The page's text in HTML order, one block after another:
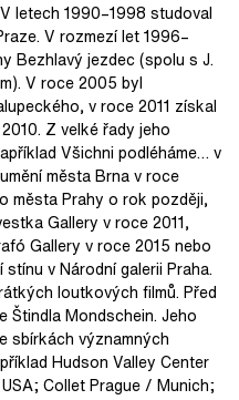
letech 1990–1998 studoval
V rozmezí let 1996–
Bezhlavý jezdec (spolu s J.
V roce 2005 byl
v roce 2011 získal
Z velké řady jeho
Všichni podléháme… v
města Brna v roce
města Prahy o rok později,
Gallery v roce 2011,
Gallery v roce 2015 nebo
v Národní galerii Praha.
loutkových filmů. Před
Štindla Mondschein. Jeho
sbírkách významných
Hudson Valley Center
Collet Prague / Munich;